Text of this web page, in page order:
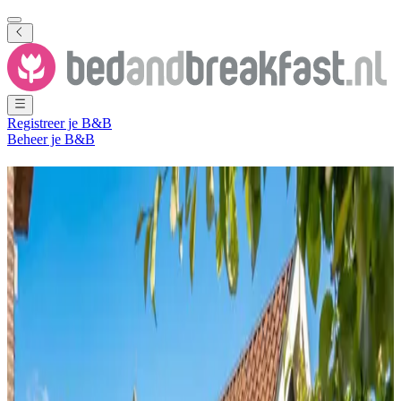
Registreer je B&B
Beheer je B&B
Vind hier je ideale B&B
Ontdek unieke B&B’s, appartementen en vakantiehuizen
Locatie
Datums
Personen
Heb je een B&B, vakantiehuisje of appartement?
Meld je aan: een vast jaarbedrag, géén commissies